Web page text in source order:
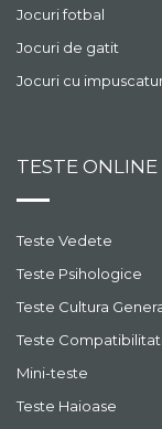
Jocuri fotbal
Jocuri de gatit
Jocuri cu
TESTE ONLINE
Teste Vedete
Teste Psihologice
Teste Cultura
Teste
Mini-teste
Teste Haioase